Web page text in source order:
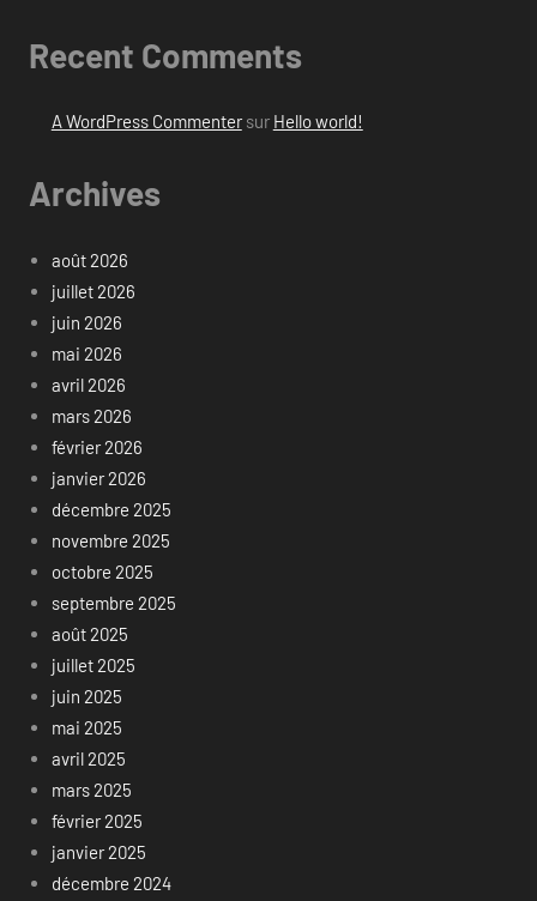
Recent Comments
A WordPress Commentersur Hello world!
Archives
août 2026
juillet 2026
juin 2026
mai 2026
avril 2026
mars 2026
février 2026
janvier 2026
décembre 2025
novembre 2025
octobre 2025
septembre 2025
août 2025
juillet 2025
juin 2025
mai 2025
avril 2025
mars 2025
février 2025
janvier 2025
décembre 2024